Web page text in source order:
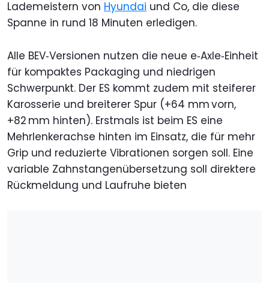
Lademeistern von Hyundai und Co, die diese
Spanne in rund 18 Minuten erledigen.
Alle BEV‑Versionen nutzen die neue e‑Axle‑Einheit
für kompaktes Packaging und niedrigen
Schwerpunkt. Der ES kommt zudem mit steiferer
Karosserie und breiterer Spur (+64 mm vorn,
+82 mm hinten). Erstmals ist beim ES eine
Mehrlenkerachse hinten im Einsatz, die für mehr
Grip und reduzierte Vibrationen sorgen soll. Eine
variable Zahnstangenübersetzung soll direktere
Rück­meldung und Laufruhe bieten